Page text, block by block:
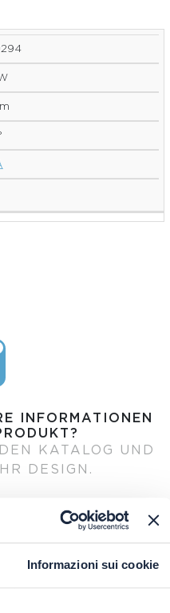
Informazioni sui cookie
INFORMATIONEN
KATALOG UND
DESIGN.